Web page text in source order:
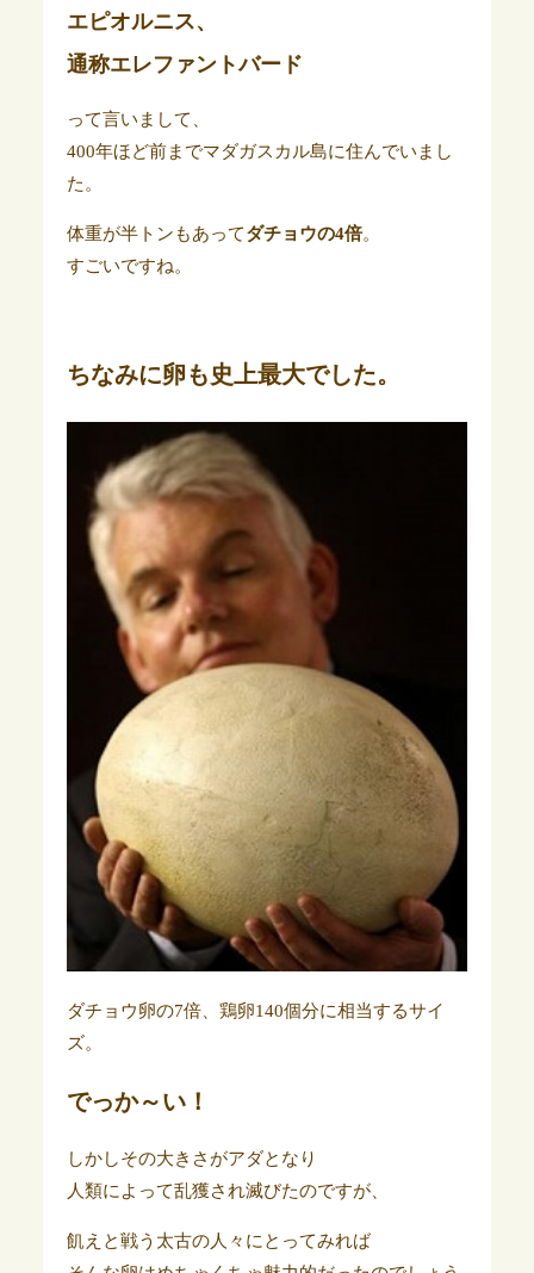
エピオルニス、
通称エレファントバード
って言いまして、
400年ほど前までマダガスカル島に住んでいまし
た。
体重が半トンもあってダチョウの4倍。
すごいですね。
ちなみに卵も史上最大でした。
ダチョウ卵の7倍、鶏卵140個分に相当するサイ
ズ。
でっか～い！
しかしその大きさがアダとなり
人類によって乱獲され滅びたのですが、
飢えと戦う太古の人々にとってみれば